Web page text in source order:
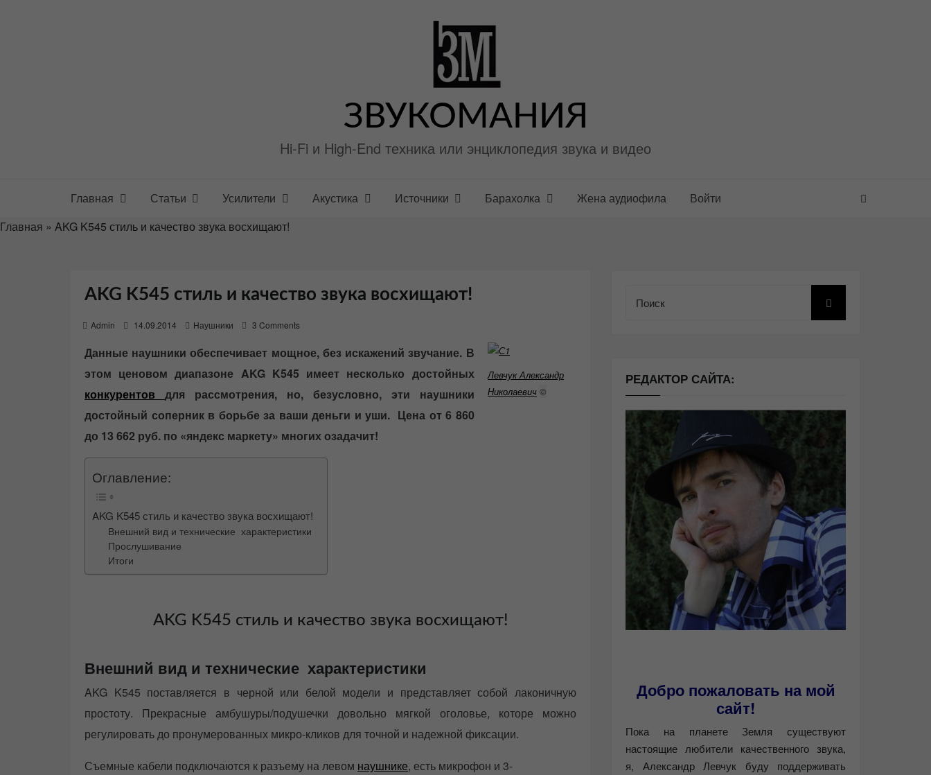
ЗВУКОМАНИЯ
Hi-Fi и High-End техника или энциклопедия звука и видео
Главная Статьи Усилители Акустика Источники Барахолка Жена аудиофила
Войти
Главная » AKG K545 стиль и качество звука восхищают!
AKG K545 стиль и качество звука восхищают!
Admin
e
o
n
14.09.2014 Наушники 3 Comments
Левчук Александр
Николаевич ©
Данные наушники обеспечивает мощное, без искажений звучание. В
этом ценовом диапазоне AKG K545 имеет несколько достойных
конкурентов для рассмотрения, но, безусловно, эти наушники
достойный соперник в борьбе за ваши деньги и уши. Цена от 6 860
до 13 662 руб. по «яндекс маркету» многих озадачит!
Оглавление:
AKG K545 стиль и качество звука восхищают!
Внешний вид и технические характеристики
Прослушивание
Итоги
AKG K545 стиль и качество звука восхищают!
Внешний вид и технические характеристики
AKG K545 поставляется в черной или белой модели и представляет собой лаконичную
простоту. Прекрасные амбушуры/подушечки довольно мягкой оголовье, которе можно
регулировать до пронумерованных микро-кликов для точной и надежной фиксации.
Съемные кабели подключаются к разъему на левом наушнике, есть микрофон и 3-
РЕДАКТОР САЙТА:
Добро пожаловать на мой
сайт!
Пока на планете Земля существуют
настоящие любители качественного звука,
я, Александр Левчук буду поддерживать